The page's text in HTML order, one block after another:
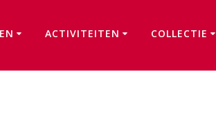
ACTIVITEITEN COLLECTIE